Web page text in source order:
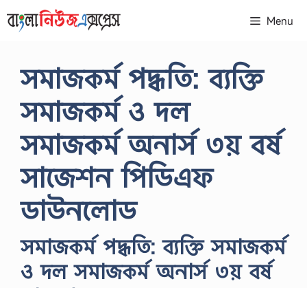
to
Menu
সমাজকর্ম পদ্ধতি: ব্যক্তি
সমাজকর্ম ও দল
সমাজকর্ম অনার্স ৩য় বর্ষ
সাজেশন পিডিএফ
ডাউনলোড
সমাজকর্ম পদ্ধতি: ব্যক্তি সমাজকর্ম
ও দল সমাজকর্ম অনার্স ৩য় বর্ষ